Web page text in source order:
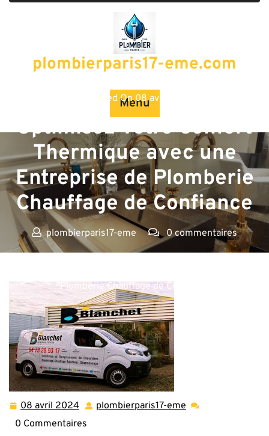
plombierparis17-eme.com
Menu
Posted On 08 avril 2024
Optimisez Votre Confort
Thermique avec une
Entreprise de Plomberie
Chauffage de Confiance
plombierparis17-eme
0 commentaires
Plomberie Chauffage de Confiance
08 avril 2024 08
avril
plombierparis17-eme plombierparis17-
0 Commentaires